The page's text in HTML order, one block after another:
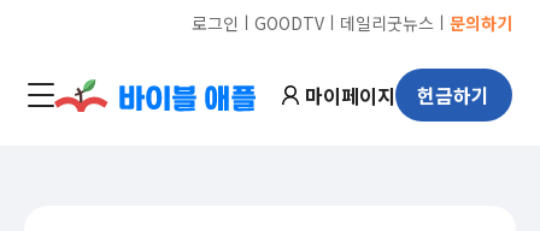
로그인 ㅣ GOODTVㅣ 데일리굿뉴스 ㅣ 문의하기
마이페이지 헌금하기